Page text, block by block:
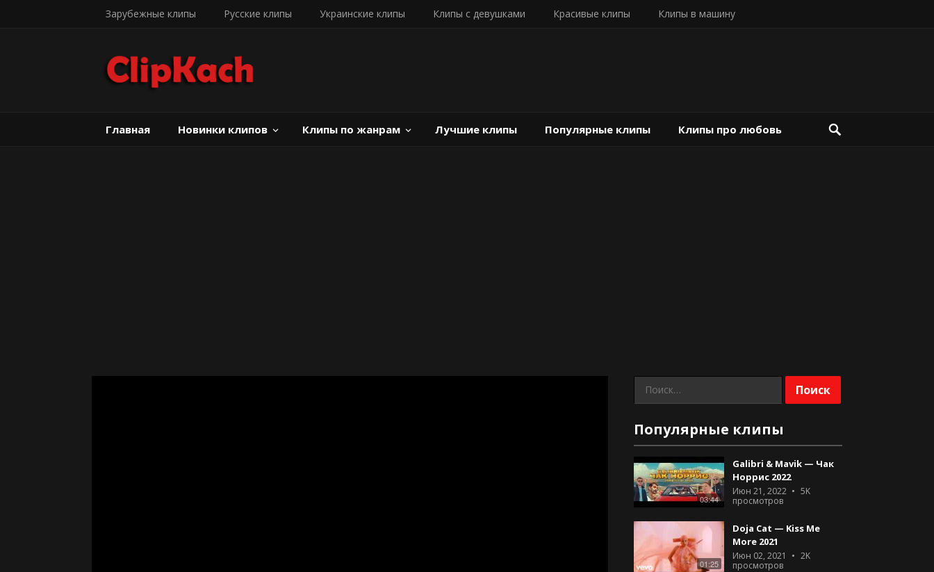
Зарубежные клипы Русские клипы Украинские клипы Клипы с девушками Красивые клипы Клипы в машину
Главная Новинки клипов Клипы по жанрам Лучшие клипы Популярные клипы Клипы про любовь
Найти:
Популярные клипы
03:44
Galibri & Mavik — Чак
Норрис 2022
Июн 21, 2022
5K
просмотров
01:25
Doja Cat — Kiss Me
More 2021
Июн 02, 2021
2K
просмотров